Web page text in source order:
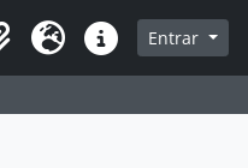
Idioma Atalhos Entrar